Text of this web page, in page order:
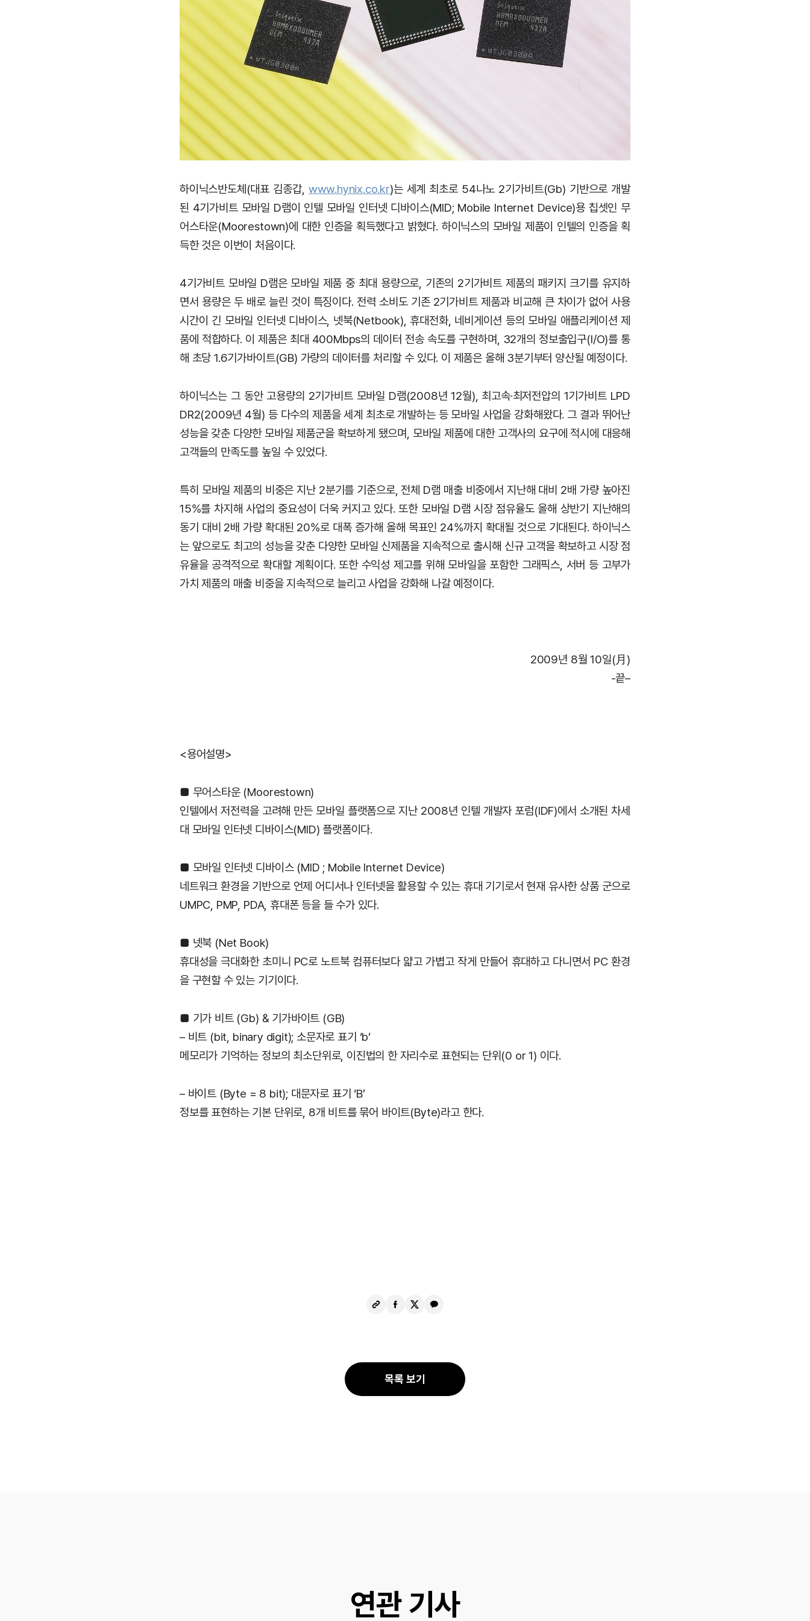
하이닉스반도체(대표 김종갑, www.hynix.co.kr)는 세계 최초로 54나노 2기가비트(Gb) 기반으로 개발
된 4기가비트 모바일 D램이 인텔 모바일 인터넷 디바이스(MID; Mobile Internet Device)용 칩셋인 무
어스타운(Moorestown)에 대한 인증을 획득했다고 밝혔다. 하이닉스의 모바일 제품이 인텔의 인증을 획
득한 것은 이번이 처음이다.
4기가비트 모바일 D램은 모바일 제품 중 최대 용량으로, 기존의 2기가비트 제품의 패키지 크기를 유지하
면서 용량은 두 배로 늘린 것이 특징이다. 전력 소비도 기존 2기가비트 제품과 비교해 큰 차이가 없어 사용
시간이 긴 모바일 인터넷 디바이스, 넷북(Netbook), 휴대전화, 네비게이션 등의 모바일 애플리케이션 제
품에 적합하다. 이 제품은 최대 400Mbps의 데이터 전송 속도를 구현하며, 32개의 정보출입구(I/O)를 통
해 초당 1.6기가바이트(GB) 가량의 데이터를 처리할 수 있다. 이 제품은 올해 3분기부터 양산될 예정이다.
하이닉스는 그 동안 고용량의 2기가비트 모바일 D램(2008년 12월), 최고속·최저전압의 1기가비트 LPD
DR2(2009년 4월) 등 다수의 제품을 세계 최초로 개발하는 등 모바일 사업을 강화해왔다. 그 결과 뛰어난
성능을 갖춘 다양한 모바일 제품군을 확보하게 됐으며, 모바일 제품에 대한 고객사의 요구에 적시에 대응해
고객들의 만족도를 높일 수 있었다.
특히 모바일 제품의 비중은 지난 2분기를 기준으로, 전체 D램 매출 비중에서 지난해 대비 2배 가량 높아진
15%를 차지해 사업의 중요성이 더욱 커지고 있다. 또한 모바일 D램 시장 점유율도 올해 상반기 지난해의
동기 대비 2배 가량 확대된 20%로 대폭 증가해 올해 목표인 24%까지 확대될 것으로 기대된다. 하이닉스
는 앞으로도 최고의 성능을 갖춘 다양한 모바일 신제품을 지속적으로 출시해 신규 고객을 확보하고 시장 점
유율을 공격적으로 확대할 계획이다. 또한 수익성 제고를 위해 모바일을 포함한 그래픽스, 서버 등 고부가
가치 제품의 매출 비중을 지속적으로 늘리고 사업을 강화해 나갈 예정이다.
2009년 8월 10일(月)
-끝–
<용어설명>
■ 무어스타운 (Moorestown)
인텔에서 저전력을 고려해 만든 모바일 플랫폼으로 지난 2008년 인텔 개발자 포럼(IDF)에서 소개된 차세
대 모바일 인터넷 디바이스(MID) 플랫폼이다.
■ 모바일 인터넷 디바이스 (MID ; Mobile Internet Device)
네트워크 환경을 기반으로 언제 어디서나 인터넷을 활용할 수 있는 휴대 기기로서 현재 유사한 상품 군으로
UMPC, PMP, PDA, 휴대폰 등을 들 수가 있다.
■ 넷북 (Net Book)
휴대성을 극대화한 초미니 PC로 노트북 컴퓨터보다 얇고 가볍고 작게 만들어 휴대하고 다니면서 PC 환경
을 구현할 수 있는 기기이다.
■ 기가 비트 (Gb) & 기가바이트 (GB)
– 비트 (bit, binary digit); 소문자로 표기 ‘b’
메모리가 기억하는 정보의 최소단위로, 이진법의 한 자리수로 표현되는 단위(0 or 1) 이다.
– 바이트 (Byte = 8 bit); 대문자로 표기 ‘B’
정보를 표현하는 기본 단위로, 8개 비트를 묶어 바이트(Byte)라고 한다.
URL
페
유
X
카
목록 보기
연관 기사